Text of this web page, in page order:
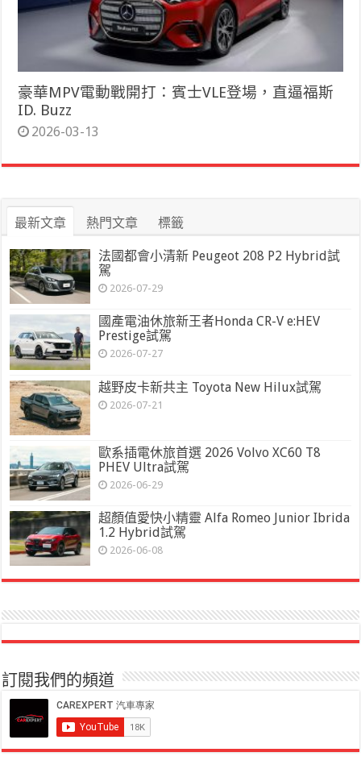
豪華MPV電動戰開打：賓士VLE登場，直逼福斯
ID. Buzz
2026-03-13
最新文章 熱門文章 標籤
法國都會小清新 Peugeot 208 P2 Hybrid試
駕
2026-07-29
國產電油休旅新王者Honda CR-V e:HEV
Prestige試駕
2026-07-27
越野皮卡新共主 Toyota New Hilux試駕
2026-07-21
歐系插電休旅首選 2026 Volvo XC60 T8
PHEV Ultra試駕
2026-06-29
超顏值愛快小精靈 Alfa Romeo Junior Ibrida
1.2 Hybrid試駕
2026-06-08
訂閱我們的頻道